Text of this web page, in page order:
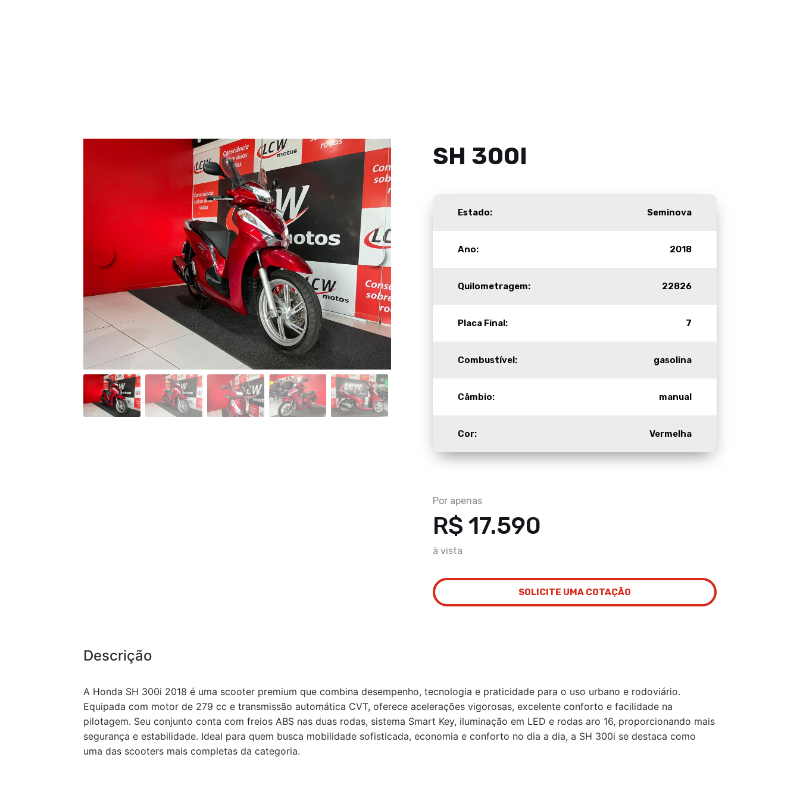
SH 300I
Estado: Seminova
Ano: 2018
Quilometragem: 22826
Placa Final: 7
Combustível: gasolina
Câmbio: manual
Cor: Vermelha
Por apenas
R$ 17.590
à vista
SOLICITE UMA COTAÇÃO
Descrição
A Honda SH 300i 2018 é uma scooter premium que combina desempenho, tecnologia e praticidade para o uso urbano e rodoviário.
Equipada com motor de 279 cc e transmissão automática CVT, oferece acelerações vigorosas, excelente conforto e facilidade na
pilotagem. Seu conjunto conta com freios ABS nas duas rodas, sistema Smart Key, iluminação em LED e rodas aro 16, proporcionando mais
segurança e estabilidade. Ideal para quem busca mobilidade sofisticada, economia e conforto no dia a dia, a SH 300i se destaca como
uma das scooters mais completas da categoria.